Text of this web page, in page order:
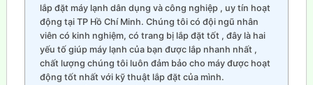
lắp đặt máy lạnh dân dụng và công nghiệp , uy tín hoạt
động tại TP Hồ Chí Minh. Chúng tôi có đội ngũ nhân
viên có kinh nghiệm, có trang bị lắp đặt tốt , đây là hai
yếu tố giúp máy lạnh của bạn được lắp nhanh nhất ,
chất lượng chúng tôi luôn đảm bảo cho máy được hoạt
động tốt nhất với kỹ thuật lắp đặt của mình.